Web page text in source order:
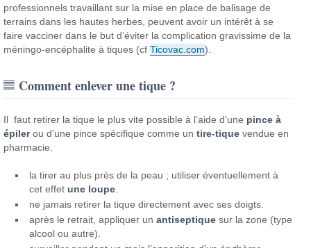
professionnels travaillant sur la mise en place de balisage de
terrains dans les hautes herbes, peuvent avoir un intérêt à se
faire vacciner dans le but d’éviter la complication gravissime de la
méningo-encéphalite à tiques (cfTicovac.com).
Comment enlever une tique ?
Il faut retirer la tique le plus vite possible à l’aide d’une pince à
épilerou d’une pince spécifique comme untire-tique vendue en
pharmacie.
la tirer au plus près de la peau ; utiliser éventuellement à
cet effet une loupe
ne jamais retirer la tique directement avec ses doigts.
après le retrait, appliquer unantiseptique sur la zone (type
alcool ou autre).